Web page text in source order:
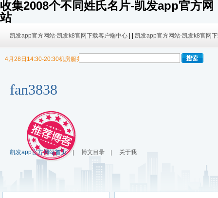
收集2008个不同姓氏名片-凯发app官方网
站
凯发app官方网站-凯发k8官网下载客户端中心 凯发app官方网站-凯发k8官网
fan3838
4月28日14:30-20:30机房服务器迁移，暂停博客使用
9/30日 14:00 -10/4日 08:00暂时无法发布内容！
凯发app官方网站首页| 博文目录 关于我